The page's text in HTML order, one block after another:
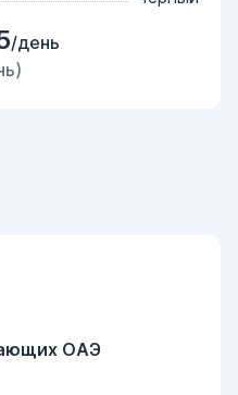
/день
ОАЭ